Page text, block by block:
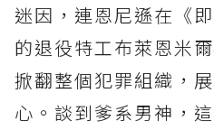
迷因，連恩尼遜在《
的退役特工布萊恩米
掀翻整個犯罪組織，
心。談到爹系男神，